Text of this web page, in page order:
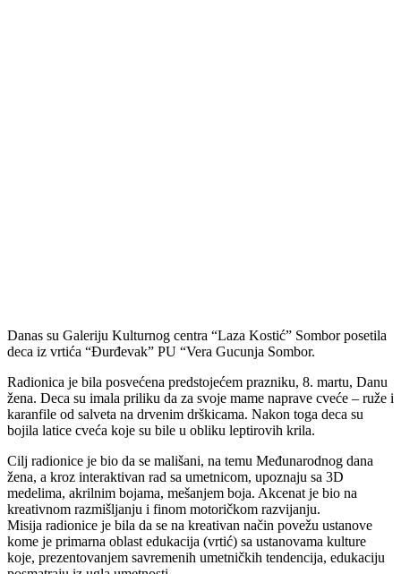
Danas su Galeriju Kulturnog centra “Laza Kostić” Sombor posetila
deca iz vrtića “Đurđevak” PU “Vera Gucunja Sombor.
Radionica je bila posvećena predstojećem prazniku, 8. martu, Danu
žena. Deca su imala priliku da za svoje mame naprave cveće – ruže i
karanfile od salveta na drvenim drškicama. Nakon toga deca su
bojila latice cveća koje su bile u obliku leptirovih krila.
Cilj radionice je bio da se mališani, na temu Međunarodnog dana
žena, a kroz interaktivan rad sa umetnicom, upoznaju sa 3D
medelima, akrilnim bojama, mešanjem boja. Akcenat je bio na
kreativnom razmišljanju i finom motoričkom razvijanju.
Misija radionice je bila da se na kreativan način povežu ustanove
kome je primarna oblast edukacija (vrtić) sa ustanovama kulture
koje, prezentovanjem savremenih umetničkih tendencija, edukaciju